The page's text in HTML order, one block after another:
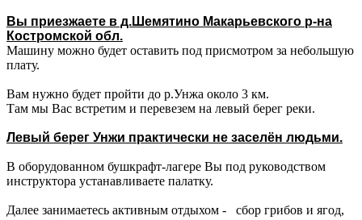
Вы приезжаете в д.Шемятино Макарьевского р-на
Костромской обл.
Машину можно будет оставить под присмотром за небольшую
плату.
Вам нужно будет пройти до р.Унжа около 3 км.
Там мы Вас встретим и перевезем на левый берег реки.
Левый берег Унжи практически не заселён людьми.
В оборудованном бушкрафт-лагере Вы под руководством
инструктора устанавливаете палатку.
Далее занимаетесь активным отдыхом - сбор грибов и ягод,